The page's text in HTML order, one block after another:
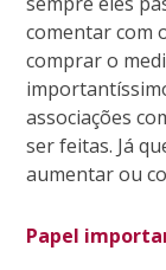
comentar com
comprar o
associações
ser feitas. Já
aumentar ou
Papel